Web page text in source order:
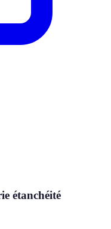
étanchéité